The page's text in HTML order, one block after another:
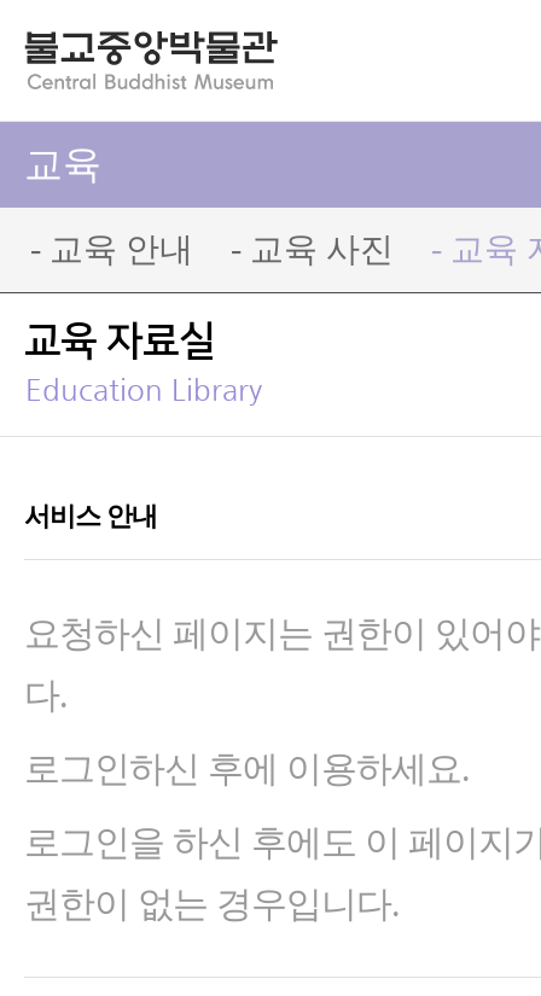
교육
- 교육 안내 - 교육 사진 - 교육
교육 자료실
Education Library
서비스 안내
요청하신 페이지는 권한이 있어
다.
로그인하신 후에 이용하세요.
로그인을 하신 후에도 이 페이지
권한이 없는 경우입니다.